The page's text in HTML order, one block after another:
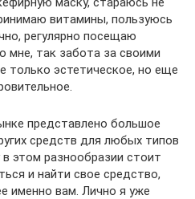
витамины, пользуюсь
регулярно посещаю
мне, так забота за своими
только эстетическое, но еще
представлено большое
средств для любых типов
этом разнообразии стоит
и найти свое средство,
именно вам. Лично я уже